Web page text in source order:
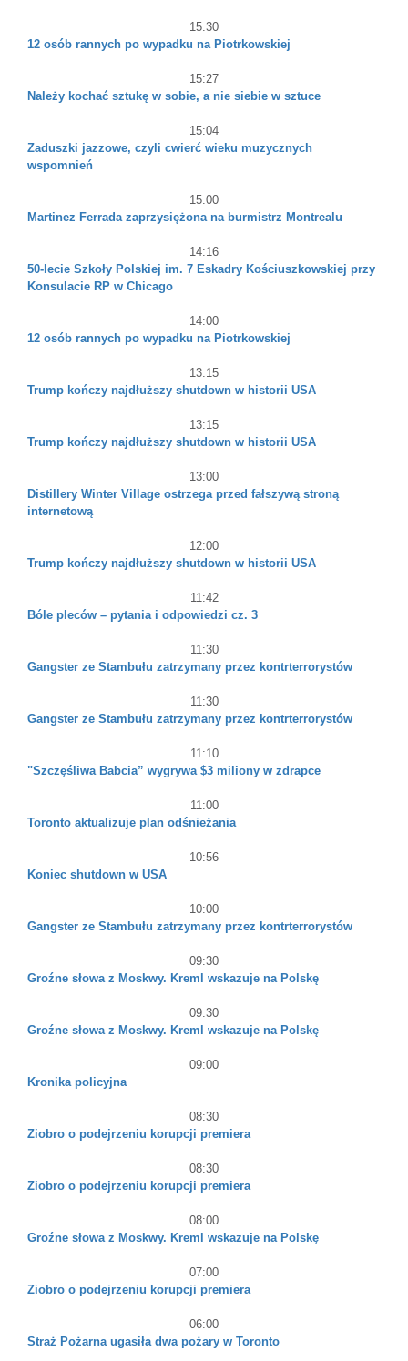
15:30
12 osób rannych po wypadku na Piotrkowskiej
15:27
Należy kochać sztukę w sobie, a nie siebie w sztuce
15:04
Zaduszki jazzowe, czyli cwierć wieku muzycznych
wspomnień
15:00
Martinez Ferrada zaprzysiężona na burmistrz Montrealu
14:16
50-lecie Szkoły Polskiej im. 7 Eskadry Kościuszkowskiej przy
Konsulacie RP w Chicago
14:00
12 osób rannych po wypadku na Piotrkowskiej
13:15
Trump kończy najdłuższy shutdown w historii USA
13:15
Trump kończy najdłuższy shutdown w historii USA
13:00
Distillery Winter Village ostrzega przed fałszywą stroną
internetową
12:00
Trump kończy najdłuższy shutdown w historii USA
11:42
Bóle pleców – pytania i odpowiedzi cz. 3
11:30
Gangster ze Stambułu zatrzymany przez kontrterrorystów
11:30
Gangster ze Stambułu zatrzymany przez kontrterrorystów
11:10
"Szczęśliwa Babcia” wygrywa $3 miliony w zdrapce
11:00
Toronto aktualizuje plan odśnieżania
10:56
Koniec shutdown w USA
10:00
Gangster ze Stambułu zatrzymany przez kontrterrorystów
09:30
Groźne słowa z Moskwy. Kreml wskazuje na Polskę
09:30
Groźne słowa z Moskwy. Kreml wskazuje na Polskę
09:00
Kronika policyjna
08:30
Ziobro o podejrzeniu korupcji premiera
08:30
Ziobro o podejrzeniu korupcji premiera
08:00
Groźne słowa z Moskwy. Kreml wskazuje na Polskę
07:00
Ziobro o podejrzeniu korupcji premiera
06:00
Straż Pożarna ugasiła dwa pożary w Toronto